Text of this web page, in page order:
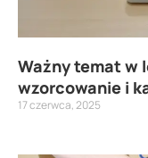
Ważny temat w
wzorcowanie i
17 czerwca, 2025